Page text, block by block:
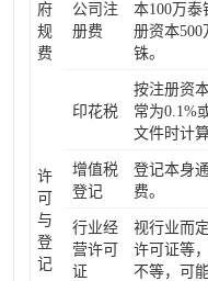
府
规
费
公司注
册费
本100万
册资本
铢。
印花税
按注册资
常为0.1%
文件时计
许
可
与
登
记
增值税
登记
登记本身
费。
行业经
营许可
证
视行业而
许可证等
不等，可